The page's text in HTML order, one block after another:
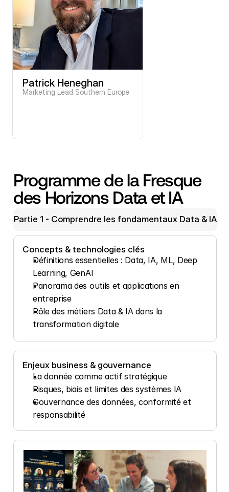
Patrick Heneghan
Marketing Lead Southern Europe
Programme de la Fresque
des Horizons Data et IA
Partie 1 - Comprendre les fondamentaux Data & IA
Concepts & technologies clés
Définitions essentielles : Data, IA, ML, Deep
Learning, GenAI
Panorama des outils et applications en
entreprise
Rôle des métiers Data & IA dans la
transformation digitale
Enjeux business & gouvernance
La donnée comme actif stratégique
Risques, biais et limites des systèmes IA
Gouvernance des données, conformité et
responsabilité